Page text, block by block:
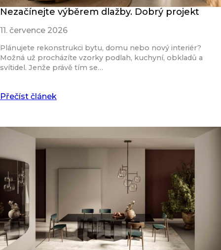
Nezačínejte výběrem dlažby. Dobrý projekt
11. července 2026
Plánujete rekonstrukci bytu, domu nebo nový interiér?
Možná už procházíte vzorky podlah, kuchyní, obkladů a
svítidel. Jenže právě tím se…
Přečíst článek